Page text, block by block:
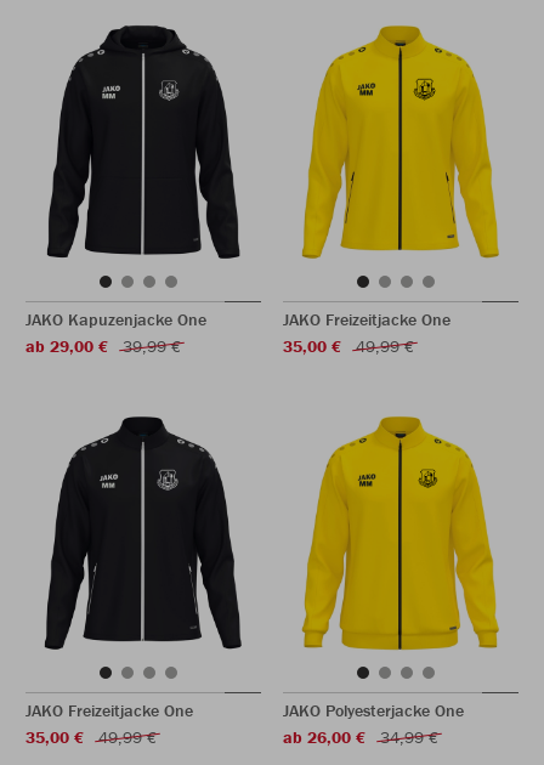
JAKO Kapuzenjacke One
ab 29,00 €
39,99 €
JAKO Freizeitjacke One
35,00 €
49,99 €
JAKO Freizeitjacke One
35,00 €
49,99 €
JAKO Polyesterjacke One
ab 26,00 €
34,99 €